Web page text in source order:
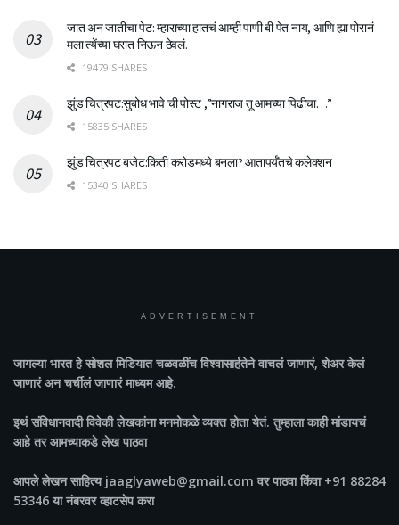
जात अन जातीचा पेट: म्हाराच्या हातचं आम्ही पाणी बी पेत नाय, आणि ह्या पोरानं
मला त्येंच्या घरात निऊन ठेवलं.
19479 SHARES
झुंड चित्रपट:सुबोध भावे ची पोस्ट ,”नागराज तू आमच्या पिढीचा…”
15835 SHARES
झुंड चित्रपट बजेट:किती करोडमध्ये बनला? आतापर्यँतचे कलेक्शन
15340 SHARES
ADVERTISEMENT
जागल्या भारतहे सोशल मिडियात चळवळींच विश्वासार्हतेने वाचलं जाणारं, शेअर केलं
जाणारं अन चर्चीलं जाणारं माध्यम आहे.
इथं संविधानवादी विवेकी लेखकांना मनमोकळे व्यक्त होता येतं. तुम्हाला काही मांडायचं
आहे तर आमच्याकडे लेख पाठवा
आपले लेखन साहित्य jaaglyaweb@gmail.com वर पाठवा किंवा +91 88284
53346 या नंबरवर व्हाटसेप करा